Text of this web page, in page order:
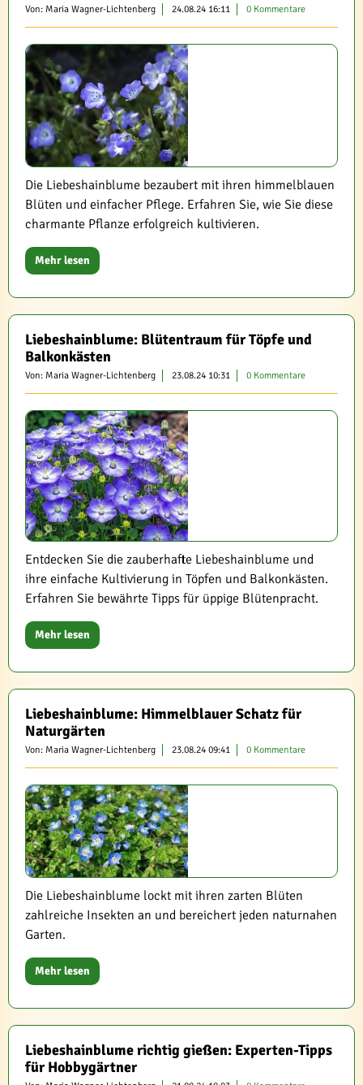
Von: Maria Wagner-Lichtenberg 24.08.24 16:11 0 Kommentare
Die Liebeshainblume bezaubert mit ihren himmelblauen
Blüten und einfacher Pflege. Erfahren Sie, wie Sie diese
charmante Pflanze erfolgreich kultivieren.
Mehr lesen
Liebeshainblume: Blütentraum für Töpfe und
Balkonkästen
Von: Maria Wagner-Lichtenberg 23.08.24 10:31 0 Kommentare
Entdecken Sie die zauberhafte Liebeshainblume und
ihre einfache Kultivierung in Töpfen und Balkonkästen.
Erfahren Sie bewährte Tipps für üppige Blütenpracht.
Mehr lesen
Liebeshainblume: Himmelblauer Schatz für
Naturgärten
Von: Maria Wagner-Lichtenberg 23.08.24 09:41 0 Kommentare
Die Liebeshainblume lockt mit ihren zarten Blüten
zahlreiche Insekten an und bereichert jeden naturnahen
Garten.
Mehr lesen
Liebeshainblume richtig gießen: Experten-Tipps
für Hobbygärtner